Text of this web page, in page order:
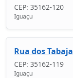
CEP: 35162-120
Iguaçu
Rua dos
CEP: 35162-119
Iguaçu